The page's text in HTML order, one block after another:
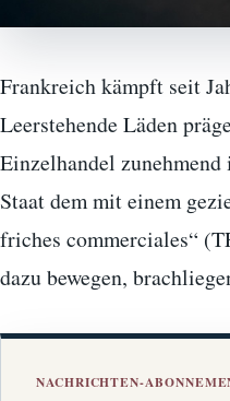
Frankreich kämpft seit
Leerstehende Läden
Einzelhandel
Staat dem mit einem
friches commerciales“
dazu bewegen,
NACHRICHTEN-